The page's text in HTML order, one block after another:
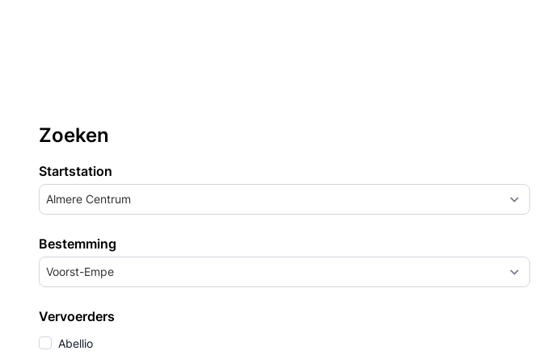
Zoeken
Startstation
Almere Centrum
Bestemming
Voorst-Empe
Vervoerders
Abellio